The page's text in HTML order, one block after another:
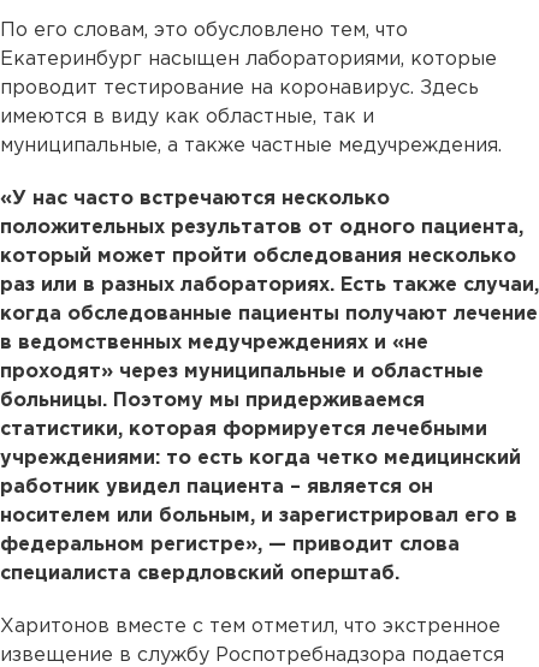
По его словам, это обусловлено тем, что
Екатеринбург насыщен лабораториями, которые
проводит тестирование на коронавирус. Здесь
имеются в виду как областные, так и
муниципальные, а также частные медучреждения.
«У нас часто встречаются несколько
положительных результатов от одного пациента,
который может пройти обследования несколько
раз или в разных лабораториях. Есть также случаи,
когда обследованные пациенты получают лечение
в ведомственных медучреждениях и «не
проходят» через муниципальные и областные
больницы. Поэтому мы придерживаемся
статистики, которая формируется лечебными
учреждениями: то есть когда четко медицинский
работник увидел пациента – является он
носителем или больным, и зарегистрировал его в
федеральном регистре», — приводит слова
специалиста свердловский оперштаб.
Харитонов вместе с тем отметил, что экстренное
извещение в службу Роспотребнадзора подается